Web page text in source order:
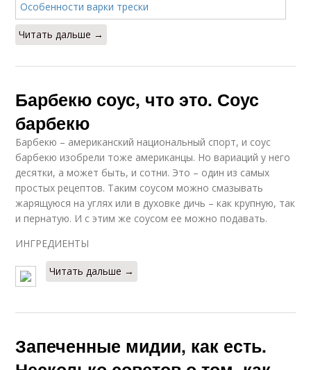
Читать дальше →
Барбекю соус, что это. Соус
барбекю
Барбекю – американский национальный спорт, и соус
барбекю изобрели тоже американцы. Но вариаций у него
десятки, а может быть, и сотни. Это – один из самых
простых рецептов. Таким соусом можно смазывать
жарящуюся на углях или в духовке дичь – как крупную, так
и пернатую. И с этим же соусом ее можно подавать.
ИНГРЕДИЕНТЫ
Читать дальше →
Запеченные мидии, как есть.